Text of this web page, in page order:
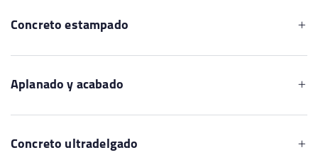
Concreto estampado
Aplanado y acabado
Concreto ultradelgado